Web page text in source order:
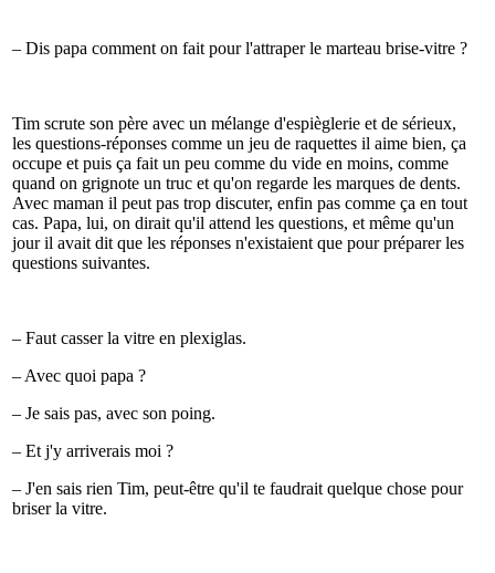
– Dis papa comment on fait pour l'attraper le marteau brise-vitre ?
Tim scrute son père avec un mélange d'espièglerie et de sérieux,
les questions-réponses comme un jeu de raquettes il aime bien, ça
occupe et puis ça fait un peu comme du vide en moins, comme
quand on grignote un truc et qu'on regarde les marques de dents.
Avec maman il peut pas trop discuter, enfin pas comme ça en tout
cas. Papa, lui, on dirait qu'il attend les questions, et même qu'un
jour il avait dit que les réponses n'existaient que pour préparer les
questions suivantes.
– Faut casser la vitre en plexiglas.
– Avec quoi papa ?
– Je sais pas, avec son poing.
– Et j'y arriverais moi ?
– J'en sais rien Tim, peut-être qu'il te faudrait quelque chose pour
briser la vitre.